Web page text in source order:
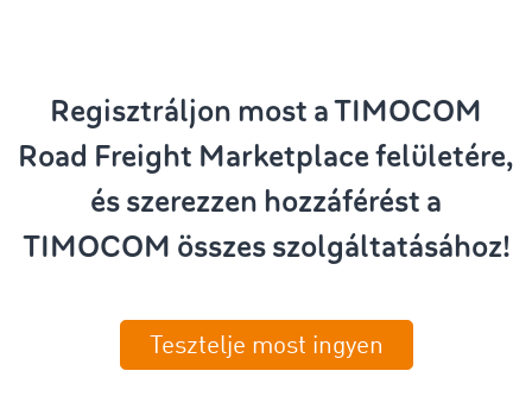
Regisztráljon most a TIMOCOM
Road Freight Marketplace felületére,
és szerezzen hozzáférést a
TIMOCOM összes szolgáltatásához!
Tesztelje most ingyen